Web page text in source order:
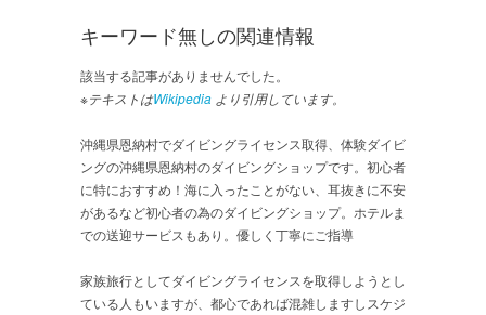
キーワード無しの関連情報
該当する記事がありませんでした。
※テキストはWikipedia より引用しています。
沖縄県恩納村でダイビングライセンス取得、体験ダイビ
ングの沖縄県恩納村のダイビングショップです。初心者
に特におすすめ！海に入ったことがない、耳抜きに不安
があるなど初心者の為のダイビングショップ。ホテルま
での送迎サービスもあり。優しく丁寧にご指導
家族旅行としてダイビングライセンスを取得しようとし
ている人もいますが、都心であれば混雑しますしスケジ